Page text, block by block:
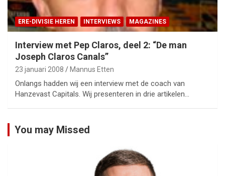
ERE-DIVISIE HEREN INTERVIEWS MAGAZINES
Interview met Pep Claros, deel 2: “De man
Joseph Claros Canals”
23 januari 2008 Mannus Etten
Onlangs hadden wij een interview met de coach van
Hanzevast Capitals. Wij presenteren in drie artikelen…
You may Missed